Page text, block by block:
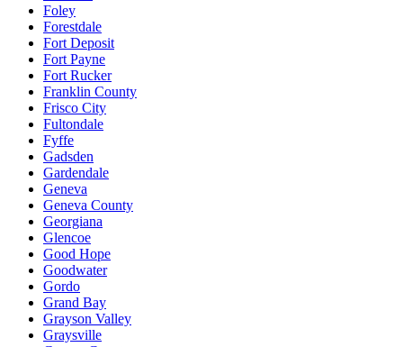
Foley
Forestdale
Fort Deposit
Fort Payne
Fort Rucker
Franklin County
Frisco City
Fultondale
Fyffe
Gadsden
Gardendale
Geneva
Geneva County
Georgiana
Glencoe
Good Hope
Goodwater
Gordo
Grand Bay
Grayson Valley
Graysville